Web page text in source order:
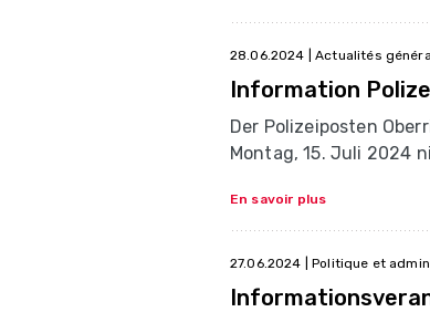
28.06.2024 | Actualités
Information
Der Polizeiposten
Montag, 15. Juli 2024
En savoir plus
27.06.2024 | Politique et